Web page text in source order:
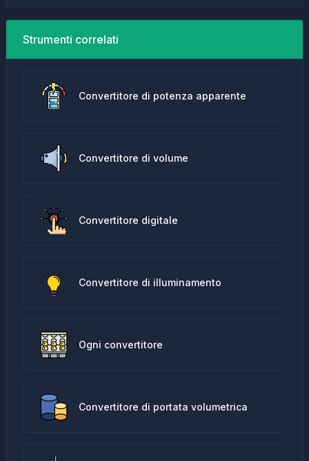
Strumenti correlati
Convertitore di potenza apparente
Convertitore di volume
Convertitore digitale
Convertitore di illuminamento
Ogni convertitore
Convertitore di portata volumetrica